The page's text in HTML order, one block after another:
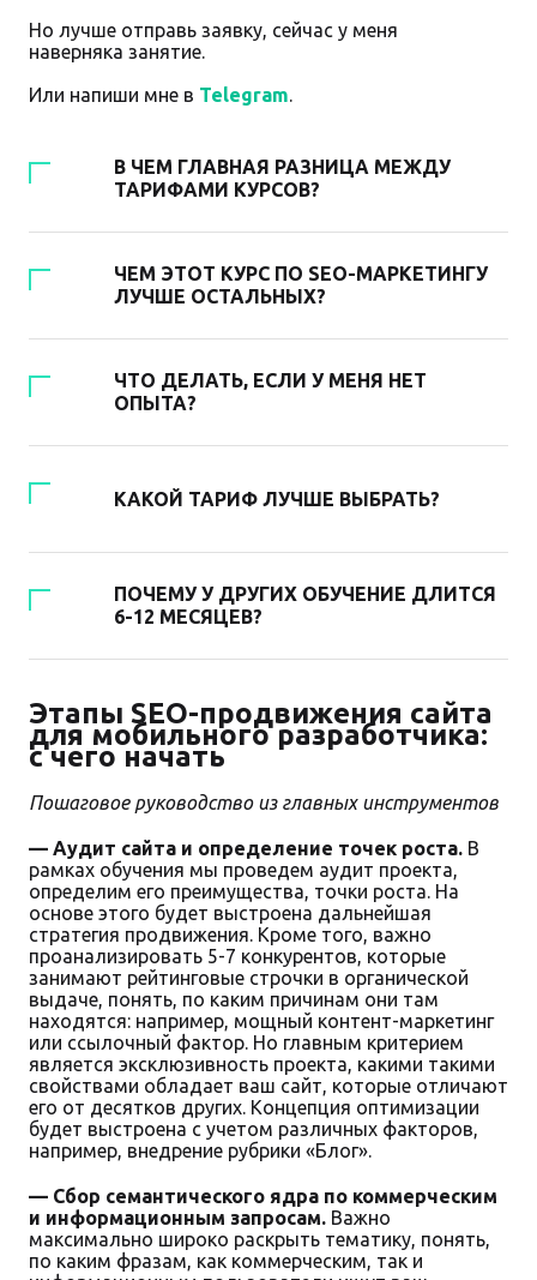
Но лучше отправь заявку, сейчас у меня
наверняка занятие.
Или напиши мне в Telegram.
В ЧЕМ ГЛАВНАЯ РАЗНИЦА МЕЖДУ
ТАРИФАМИ КУРСОВ?
ЧЕМ ЭТОТ КУРС ПО SEO-МАРКЕТИНГУ
ЛУЧШЕ ОСТАЛЬНЫХ?
ЧТО ДЕЛАТЬ, ЕСЛИ У МЕНЯ НЕТ
ОПЫТА?
КАКОЙ ТАРИФ ЛУЧШЕ ВЫБРАТЬ?
ПОЧЕМУ У ДРУГИХ ОБУЧЕНИЕ ДЛИТСЯ
6-12 МЕСЯЦЕВ?
Этапы SEO-продвижения сайта
для мобильного разработчика:
с чего начать
Пошаговое руководство из главных инструментов
— Аудит сайта и определение точек роста. В
рамках обучения мы проведем аудит проекта,
определим его преимущества, точки роста. На
основе этого будет выстроена дальнейшая
стратегия продвижения. Кроме того, важно
проанализировать 5-7 конкурентов, которые
занимают рейтинговые строчки в органической
выдаче, понять, по каким причинам они там
находятся: например, мощный контент-маркетинг
или ссылочный фактор. Но главным критерием
является эксклюзивность проекта, какими такими
свойствами обладает ваш сайт, которые отличают
его от десятков других. Концепция оптимизации
будет выстроена с учетом различных факторов,
например, внедрение рубрики «Блог».
— Сбор семантического ядра по коммерческим
и информационным запросам. Важно
максимально широко раскрыть тематику, понять,
по каким фразам, как коммерческим, так и